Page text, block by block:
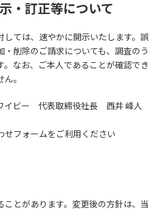
・訂正等について
しては、速やかに開示いたします。誤
・削除のご請求についても、調査のう
。なお、ご本人であることが確認でき
。
イビー 代表取締役社長 西井 峰人
せフォームをご利用ください
ことがあります。変更後の方針は、当